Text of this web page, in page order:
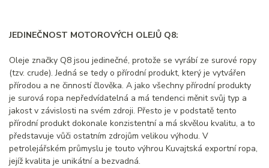
JEDINEČNOST MOTOROVÝCH OLEJŮ Q8:
Oleje značky Q8 jsou jedinečné, protože se vyrábí ze surové ropy
(tzv. crude). Jedná se tedy o přírodní produkt, který je vytvářen
přírodou a ne činností člověka. A jako všechny přírodní produkty
je surová ropa nepředvídatelná a má tendenci měnit svůj typ a
jakost v závislosti na svém zdroji. Přesto je v podstatě tento
přírodní produkt dokonale konzistentní a má skvělou kvalitu, a to
představuje vůči ostatním zdrojům velikou výhodu. V
petrolejářském průmyslu je touto výhrou Kuvajtská exportní ropa,
jejíž kvalita je unikátní a bezvadná.